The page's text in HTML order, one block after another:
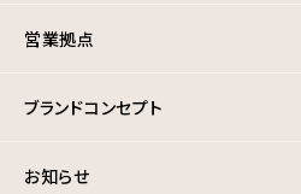
営業拠点
ブランドコンセプト
お知らせ